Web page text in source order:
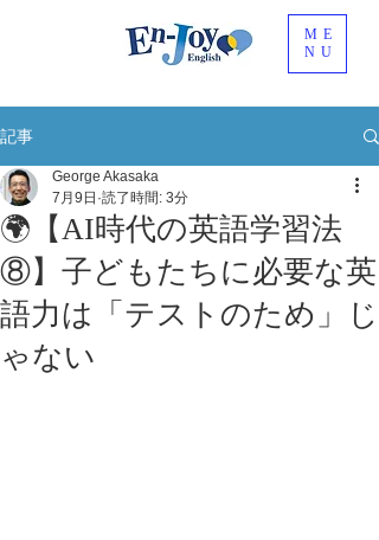
ME
NU
記事
🌍【AI時代の英語学習法
⑧】子どもたちに必要な英
語力は「テストのため」じ
ゃない
George Akasaka
7月9日 読了時間: 3分